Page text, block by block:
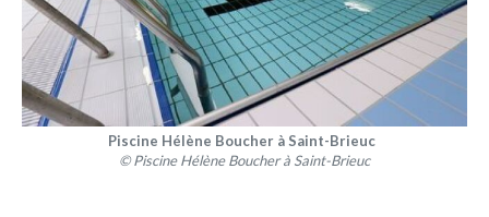
Piscine Hélène Boucher à Saint-Brieuc
© Piscine Hélène Boucher à Saint-Brieuc